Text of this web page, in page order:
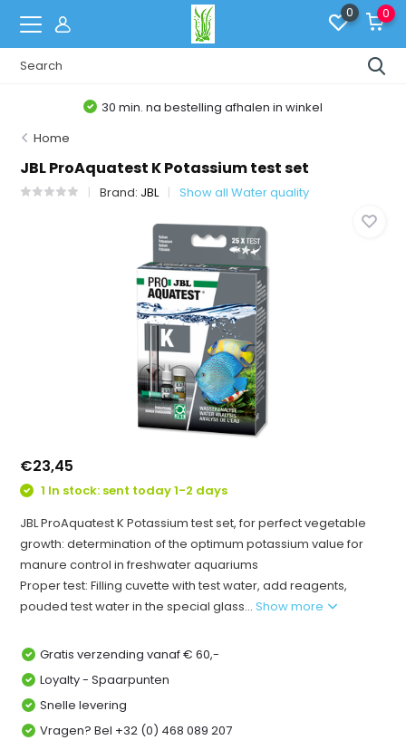
0 0
30 min. na bestelling afhalen in winkel
Home
JBL ProAquatest K Potassium test set
Brand: JBL Show all Water quality
€23,45
1 In stock: sent today 1-2 days
JBL ProAquatest K Potassium test set, for perfect vegetable
growth: determination of the optimum potassium value for
manure control in freshwater aquariums
Proper test: Filling cuvette with test water, add reagents,
pouded test water in the special glass...Show more
Gratis verzending vanaf € 60,-
Loyalty - Spaarpunten
Snelle levering
Vragen? Bel +32 (0) 468 089 207